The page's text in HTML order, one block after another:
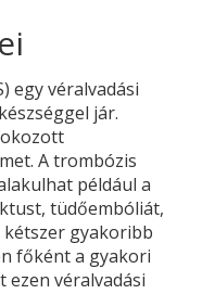
egy véralvadási
jár.
A trombózis
például a
tüdőembóliát,
kétszer gyakoribb
főként a gyakori
ezen véralvadási